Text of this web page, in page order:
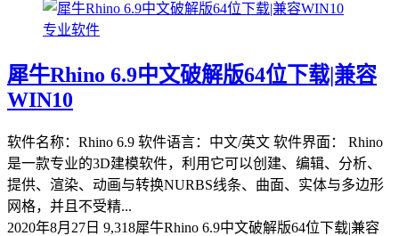
专业软件
犀牛Rhino 6.9中文破解版64位下载|兼容
WIN10
软件名称：Rhino 6.9 软件语言：中文/英文 软件界面： Rhino
是一款专业的3D建模软件，利用它可以创建、编辑、分析、
提供、渲染、动画与转换NURBS线条、曲面、实体与多边形
网格，并且不受精...
2020年8月27日 9,318犀牛Rhino 6.9中文破解版64位下载|兼容